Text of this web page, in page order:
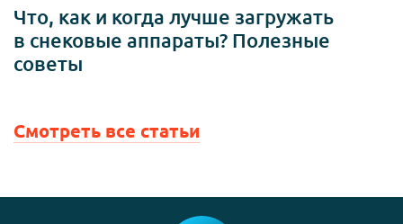
Что, как и когда лучше загружать
в снековые аппараты? Полезные
советы
Смотреть все статьи